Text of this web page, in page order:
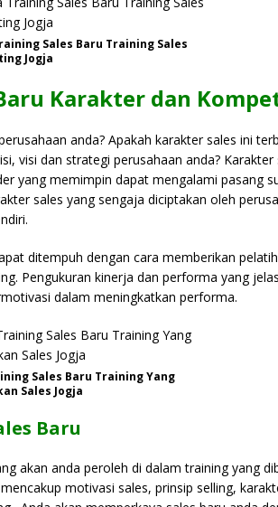
Sales Baru Training Sales
Jogja
Karakter dan
anda? Apakah karakter sales ini
visi dan strategi perusahaan anda? Karakter
yang memimpin dapat mengalami pasang
sales yang sengaja diciptakan oleh
ditempuh dengan cara memberikan
Pengukuran kinerja dan performa yang
dalam meningkatkan performa.
Sales Baru Training Yang
Sales Jogja
Baru
akan anda peroleh di dalam training yang
motivasi sales, prinsip selling,